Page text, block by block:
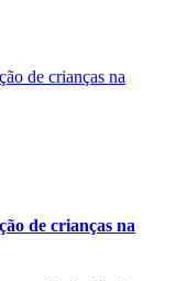
de crianças na